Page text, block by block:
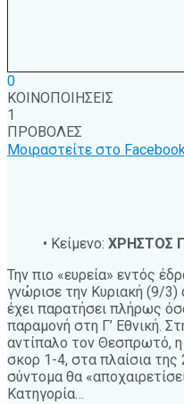
0
ΚΟΙΝΟΠΟΙΗΣΕΙΣ
1
ΠΡΟΒΟΛΕΣ
Μοιραστείτε στο
• Κείμενο: ΧΡΗΣΤΟΣ
Την πιο «ευρεία» εντός
γνώρισε την Κυριακή (9/3)
έχει παρατήσει πλήρως
παραμονή στη Γ’ Εθνική.
αντίπαλο τον Θεσπρωτό,
σκορ 1-4, στα πλαίσια της
σύντομα θα
Κατηγορία…